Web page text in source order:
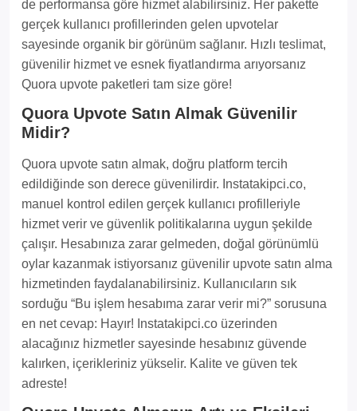
de performansa göre hizmet alabilirsiniz. Her pakette
gerçek kullanıcı profillerinden gelen upvotelar
sayesinde organik bir görünüm sağlanır. Hızlı teslimat,
güvenilir hizmet ve esnek fiyatlandırma arıyorsanız
Quora upvote paketleri tam size göre!
Quora Upvote Satın Almak Güvenilir
Midir?
Quora upvote satın almak, doğru platform tercih
edildiğinde son derece güvenilirdir. Instatakipci.co,
manuel kontrol edilen gerçek kullanıcı profilleriyle
hizmet verir ve güvenlik politikalarına uygun şekilde
çalışır. Hesabınıza zarar gelmeden, doğal görünümlü
oylar kazanmak istiyorsanız güvenilir upvote satın alma
hizmetinden faydalanabilirsiniz. Kullanıcıların sık
sorduğu “Bu işlem hesabıma zarar verir mi?” sorusuna
en net cevap: Hayır! Instatakipci.co üzerinden
alacağınız hizmetler sayesinde hesabınız güvende
kalırken, içerikleriniz yükselir. Kalite ve güven tek
adreste!